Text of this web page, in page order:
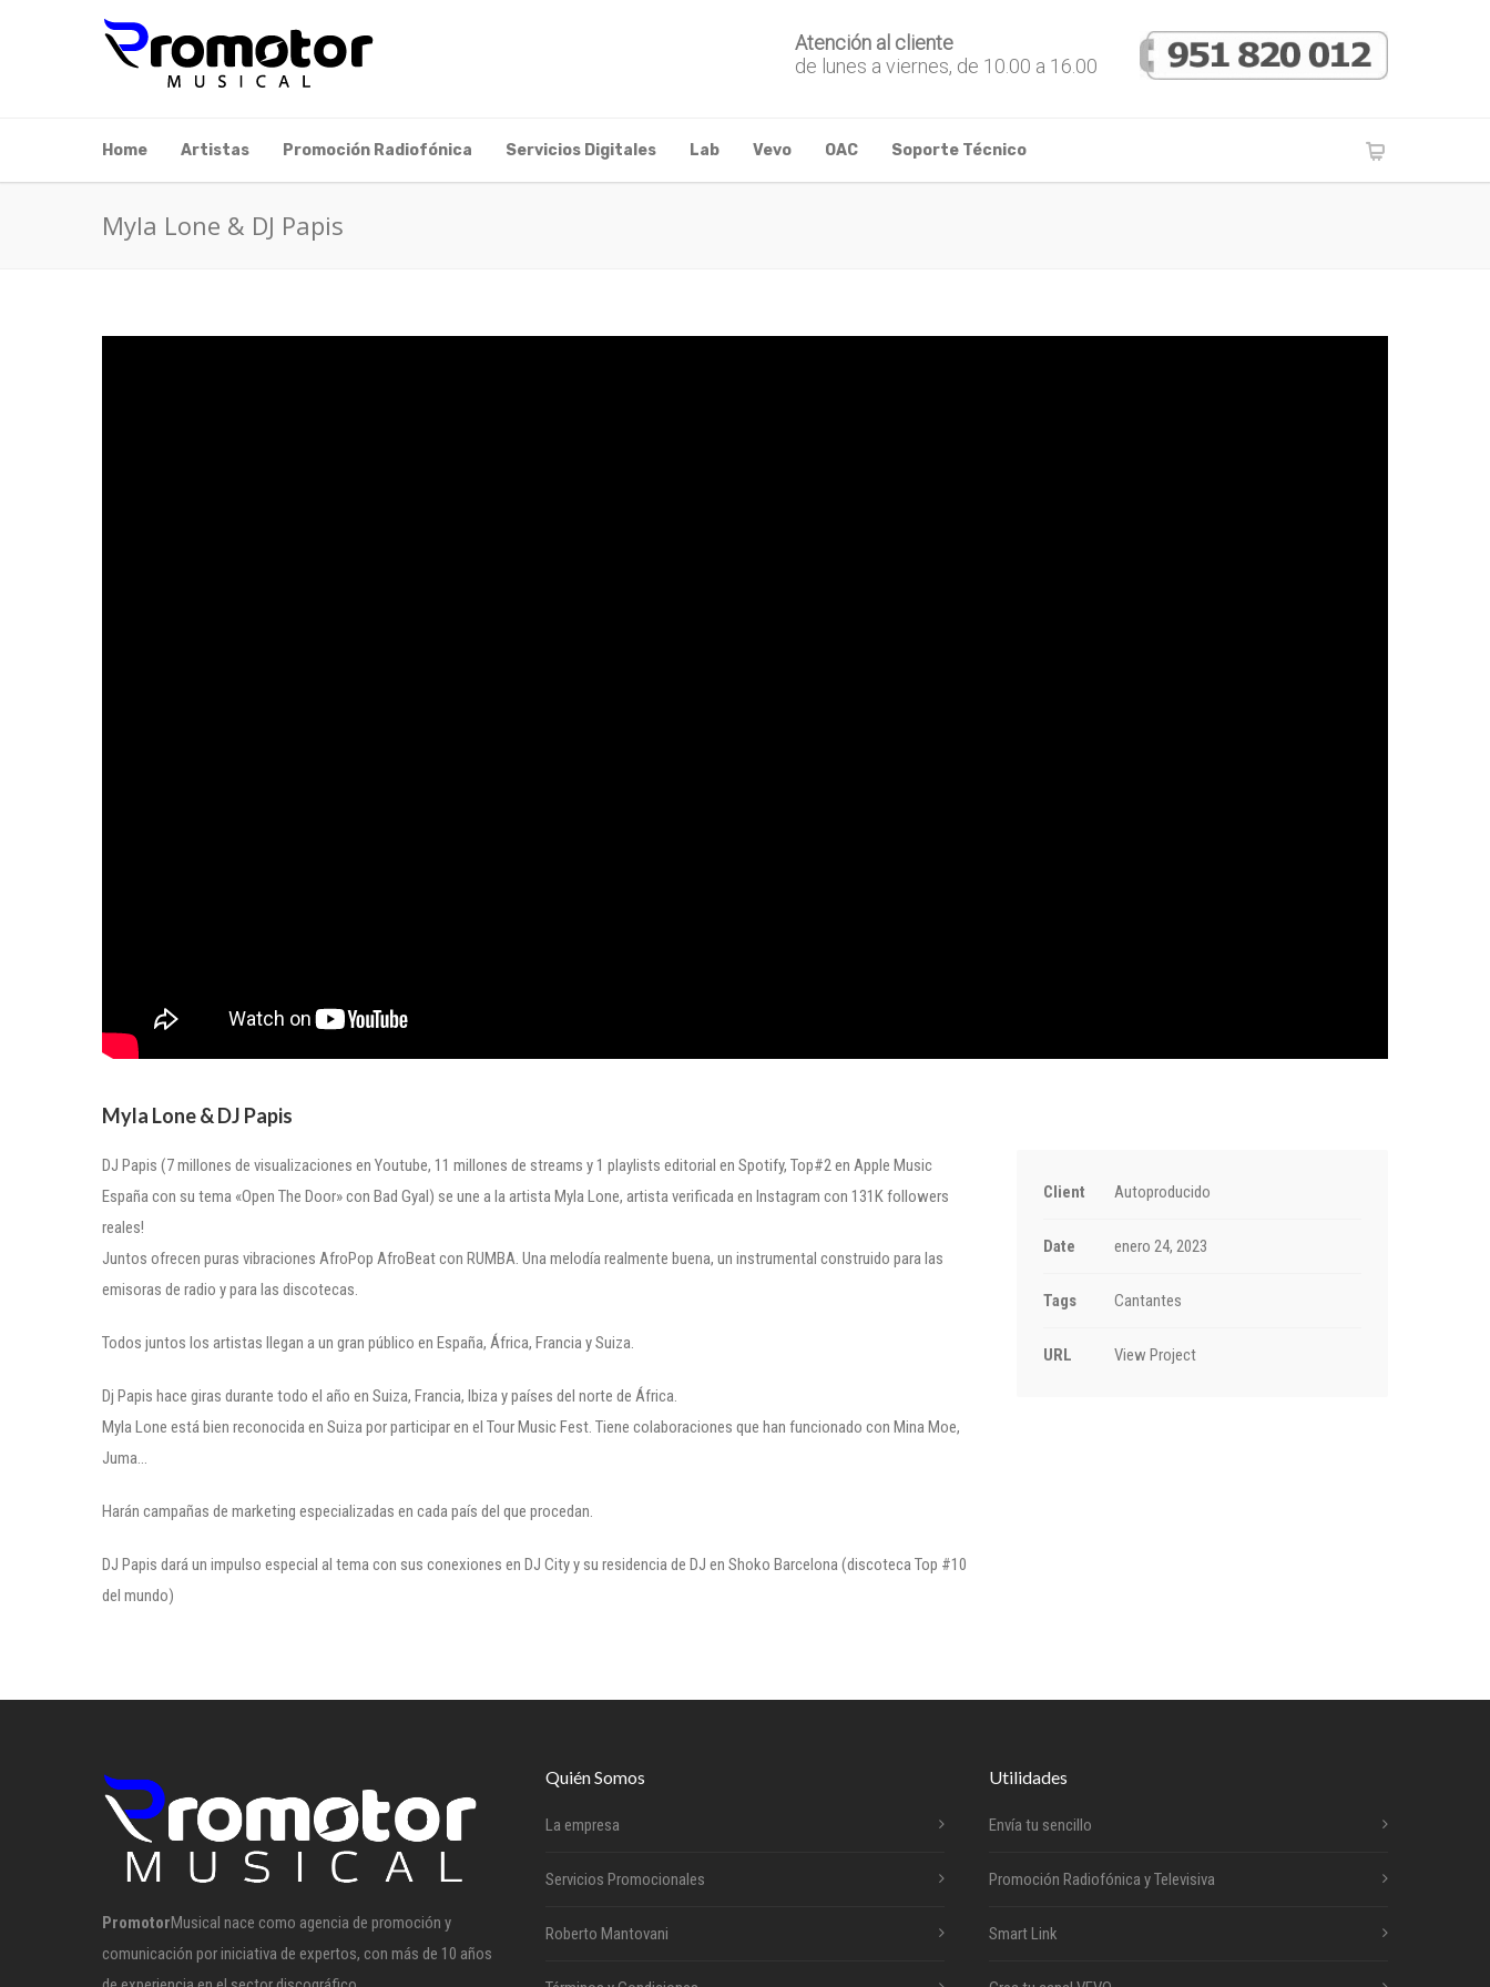
Atención al cliente
de lunes a viernes, de 10.00 a 16.00
Home Artistas Promoción Radiofónica Servicios Digitales Lab Vevo OAC Soporte Técnico
Myla Lone & DJ Papis
Myla Lone & DJ Papis
DJ Papis (7 millones de visualizaciones en Youtube, 11 millones de streams y 1 playlists editorial en Spotify, Top#2 en Apple Music
España con su tema «Open The Door» con Bad Gyal) se une a la artista Myla Lone, artista verificada en Instagram con 131K followers
reales!
Juntos ofrecen puras vibraciones AfroPop AfroBeat con RUMBA. Una melodía realmente buena, un instrumental construido para las
emisoras de radio y para las discotecas.
Todos juntos los artistas llegan a un gran público en España, África, Francia y Suiza.
Dj Papis hace giras durante todo el año en Suiza, Francia, Ibiza y países del norte de África.
Myla Lone está bien reconocida en Suiza por participar en el Tour Music Fest. Tiene colaboraciones que han funcionado con Mina Moe,
Juma…
Harán campañas de marketing especializadas en cada país del que procedan.
DJ Papis dará un impulso especial al tema con sus conexiones en DJ City y su residencia de DJ en Shoko Barcelona (discoteca Top #10
del mundo)
Client Autoproducido
Date enero 24, 2023
Tags Cantantes
URL View Project
PromotorMusical nace como agencia de promoción y
comunicación por iniciativa de expertos, con más de 10 años
Quién Somos
La empresa
Servicios Promocionales
Roberto Mantovani
Utilidades
Envía tu sencillo
Promoción Radiofónica y Televisiva
Smart Link